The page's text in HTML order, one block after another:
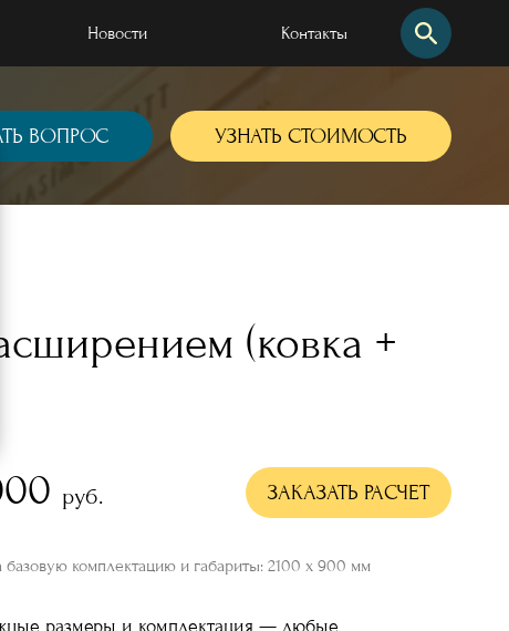
Новости Контакты
ВОПРОС УЗНАТЬ СТОИМОСТЬ
(ковка +
руб. ЗАКАЗАТЬ РАСЧЕТ
базовую комплектацию и габариты: 2100 х 900 мм
размеры и комплектация — любые